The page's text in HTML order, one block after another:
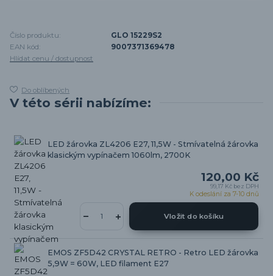
Číslo produktu:
GLO 15229S2
EAN kód:
9007371369478
Hlídat cenu / dostupnost
Do oblíbených
V této sérii nabízíme:
LED žárovka ZL4206 E27, 11,5W - Stmívatelná žárovka
klasickým vypínačem 1060lm, 2700K
120,00 Kč
99,17 Kč bez DPH
K odeslání za 7-10 dnů
Vložit do košíku
EMOS ZF5D42 CRYSTAL RETRO - Retro LED žárovka
5,9W = 60W, LED filament E27